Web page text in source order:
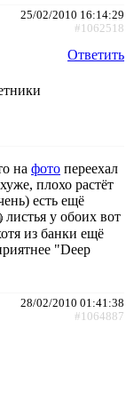
25/02/2010 16:14:29
#1062518
Ответить
на фото переехал
плохо растёт
есть ещё
листья у обоих вот
из банки ещё
"Deep
28/02/2010 01:41:38
#1064887